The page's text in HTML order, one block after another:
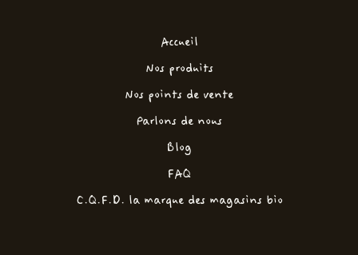
Accueil
Nos produits
Nos points de vente
Parlons de nous
Blog
FAQ
C.Q.F.D. la marque des magasins bio